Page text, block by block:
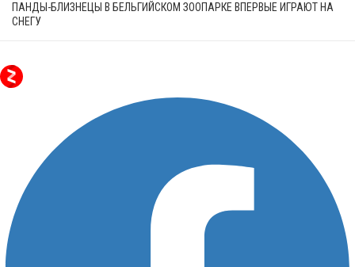
ПАНДЫ-БЛИЗНЕЦЫ В БЕЛЬГИЙСКОМ ЗООПАРКЕ ВПЕРВЫЕ ИГРАЮТ НА
СНЕГУ